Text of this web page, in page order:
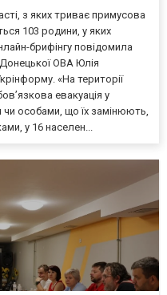
з яких триває примусова
103 родини, у яких
брифінгу повідомила
ОВА Юлія
«На території
евакуація у
чи особами, що їх замінюють,
у 16 населен...